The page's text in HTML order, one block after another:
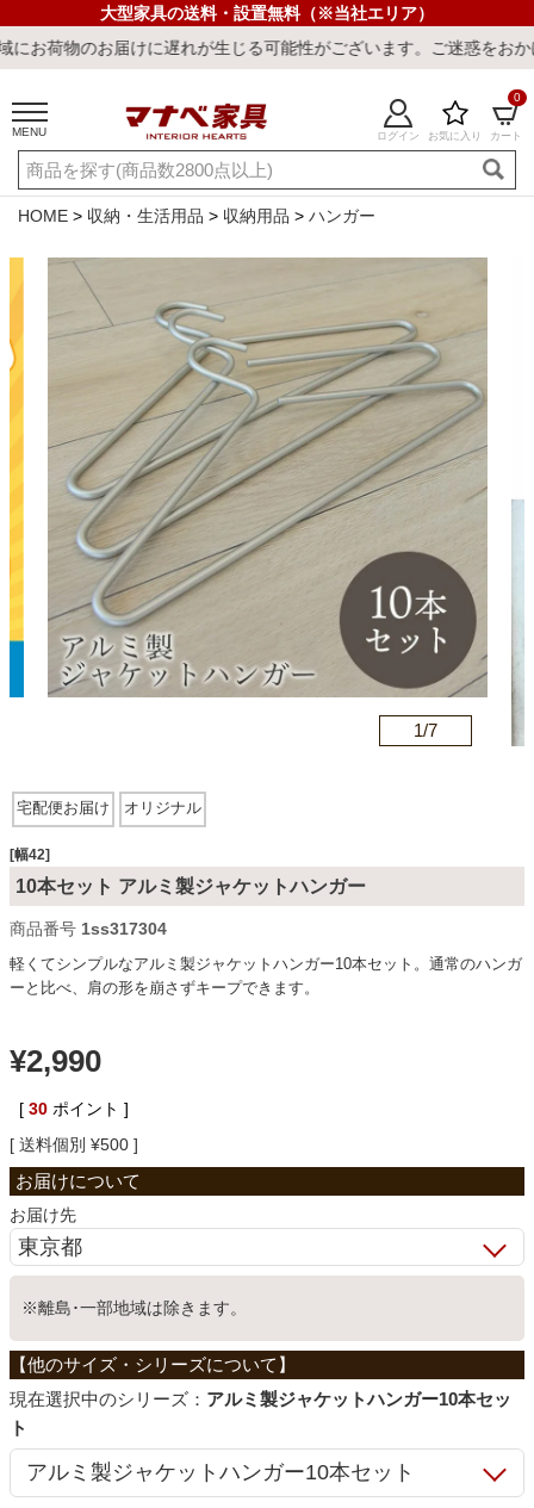
大型家具の送料・設置無料（※当社エリア）
けに遅れが生じる可能性がございます。ご迷惑をおかけしまして
MENU ログイン お気に入り カート
0
ご利用ガイド 新規会員登録
店舗一覧 閲覧履歴
キーワード・商品番号で探す
最短発送 冷感ラグ 冷感寝具 ワークデスク ウィルトンラ
カテゴリから探す
ソファ
椅子・チェア
ベッド
収納家具
学習机
ホームオフィス
HOME 収納・生活用品 収納用品 ハンガー
1/7
宅配便お届け オリジナル
[幅42]
10本セット アルミ製ジャケットハンガー
商品番号 1ss317304
軽くてシンプルなアルミ製ジャケットハンガー10本セット。通常のハンガ
ーと比べ、肩の形を崩さずキープできます。
¥2,990
[ 30 ポイント ]
送料個別 ¥500
お届け先
※離島･一部地域は除きます。
シリーズ： アルミ製ジャケットハンガー10本セッ
ト